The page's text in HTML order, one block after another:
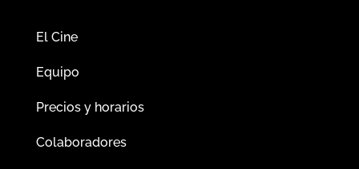
El Cine
Equipo
Precios y horarios
Colaboradores